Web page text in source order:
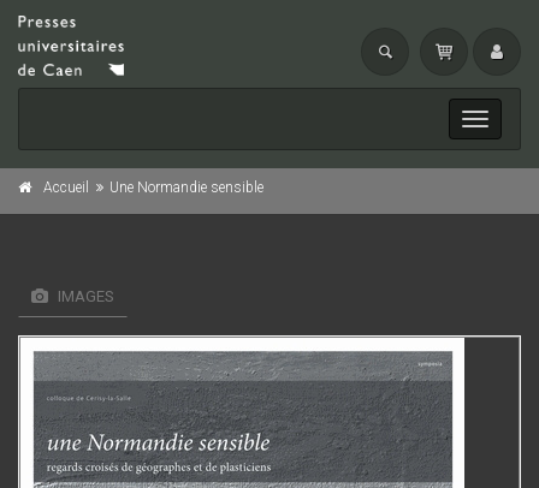
Toggle
Accueil Une Normandie sensible
IMAGES